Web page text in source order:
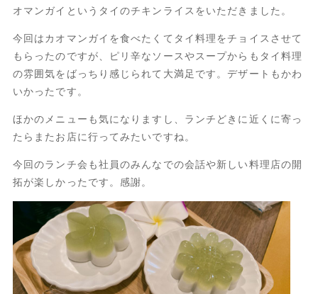
オマンガイというタイのチキンライスをいただきました。
今回はカオマンガイを食べたくてタイ料理をチョイスさせて
もらったのですが、ピリ辛なソースやスープからもタイ料理
の雰囲気をばっちり感じられて大満足です。デザートもかわ
いかったです。
ほかのメニューも気になりますし、ランチどきに近くに寄っ
たらまたお店に行ってみたいですね。
今回のランチ会も社員のみんなでの会話や新しい料理店の開
拓が楽しかったです。感謝。